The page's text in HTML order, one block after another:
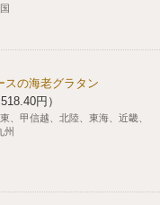
スの海老グラタン
円）
、甲信越、北陸、東海、近畿、
州